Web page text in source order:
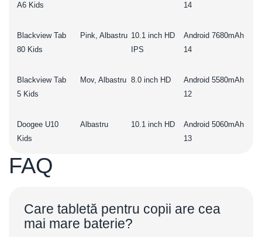
A6 Kids
14
Blackview Tab
80 Kids
Pink, Albastru 10.1 inch HD
IPS
Android
14
7680mAh
Blackview Tab
5 Kids
Mov, Albastru 8.0 inch HD
Android
12
5580mAh
Doogee U10
Kids
Albastru 10.1 inch HD
Android
13
5060mAh
FAQ
Care tabletă pentru copii are cea
mai mare baterie?